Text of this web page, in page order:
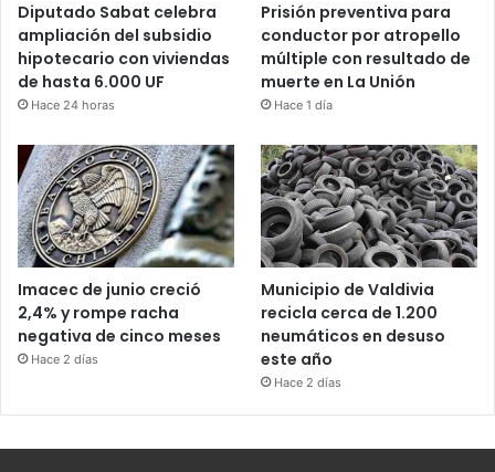
Diputado Sabat celebra
ampliación del subsidio
hipotecario con viviendas
de hasta 6.000 UF
Hace 24 horas
Prisión preventiva para
conductor por atropello
múltiple con resultado de
muerte en La Unión
Hace 1 día
Imacec de junio creció
2,4% y rompe racha
negativa de cinco meses
Hace 2 días
Municipio de Valdivia
recicla cerca de 1.200
neumáticos en desuso
este año
Hace 2 días